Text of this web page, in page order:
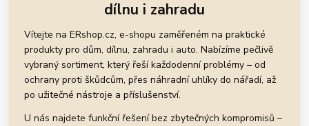
dílnu i zahradu
Vítejte na ERshop.cz, e-shopu zaměřeném na praktické
produkty pro dům, dílnu, zahradu i auto. Nabízíme pečlivě
vybraný sortiment, který řeší každodenní problémy – od
ochrany proti škůdcům, přes náhradní uhlíky do nářadí, až
po užitečné nástroje a příslušenství.
U nás najdete funkční řešení bez zbytečných kompromisů –